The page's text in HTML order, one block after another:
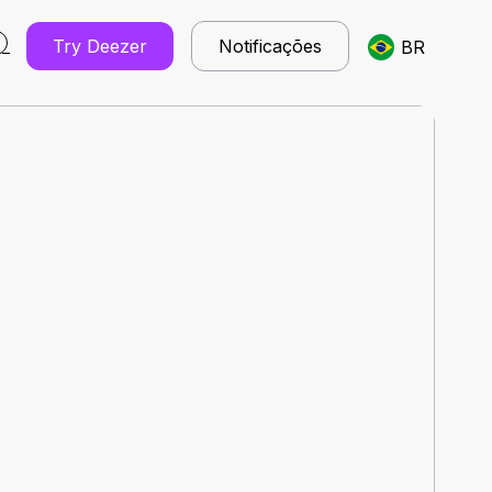
Try Deezer Notificações BR